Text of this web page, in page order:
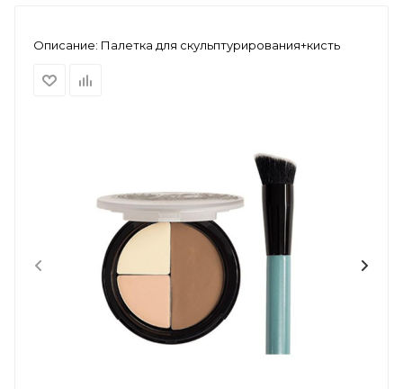
Описание: Палетка для скульптурирования+кисть